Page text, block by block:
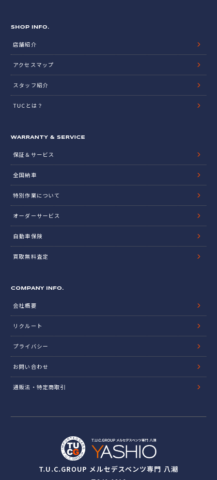
SHOP INFO.
店舗紹介
アクセスマップ
スタッフ紹介
TUCとは？
WARRANTY & SERVICE
保証＆サービス
全国納車
特別作業について
オーダーサービス
自動車保険
買取無料査定
COMPANY INFO.
会社概要
リクルート
プライバシー
お問い合わせ
通販法・特定商取引
T.U.C.GROUP メルセデスベンツ専門 八潮